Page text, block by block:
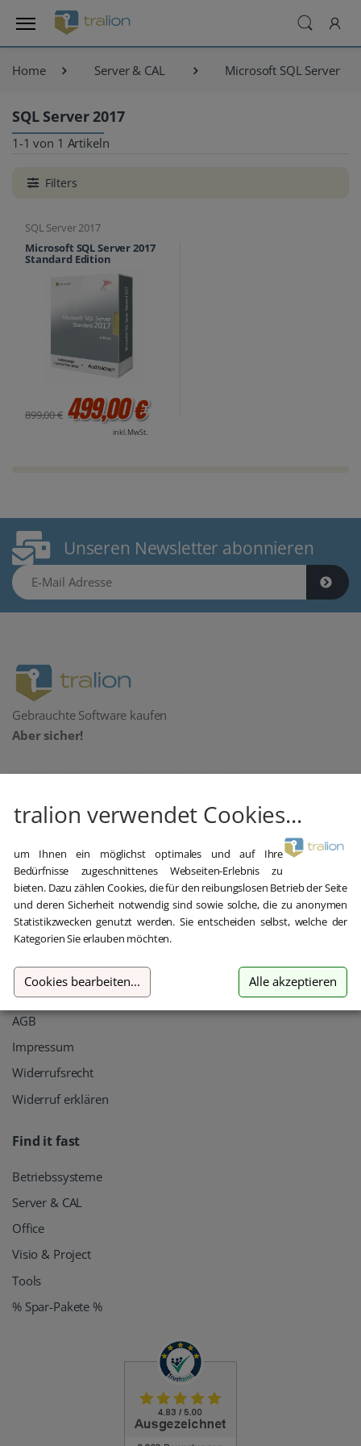
Home Server & CAL Microsoft SQL Server
SQL Server 2017
1-1 von 1 Artikeln
Filters
SQL Server 2017
Microsoft SQL Server 2017
Standard Edition
899,00 € 499,00 €
inkl. MwSt.
Unseren Newsletter abonnieren
E-Mail Adresse
Gebrauchte Software kaufen
Aber sicher!
oemhandel24 UG (haftungsbeschränkt)
54296 Trier
+49 651 / 209 897 22
hilfe@tralion.de
Informationen
Kontakt
Datenschutz
AGB
Impressum
Widerrufsrecht
Widerruf erklären
Find it fast
Betriebssysteme
Server & CAL
Office
Visio & Project
Tools
% Spar-Pakete %
tralion verwendet Cookies...
um Ihnen ein möglichst optimales und auf Ihre
Bedürfnisse zugeschnittenes Webseiten-Erlebnis zu
bieten. Dazu zählen Cookies, die für den reibungslosen Betrieb der Seite
und deren Sicherheit notwendig sind sowie solche, die zu anonymen
Statistikzwecken genutzt werden. Sie entscheiden selbst, welche der
Kategorien Sie erlauben möchten.
Cookies bearbeiten... Alle akzeptieren